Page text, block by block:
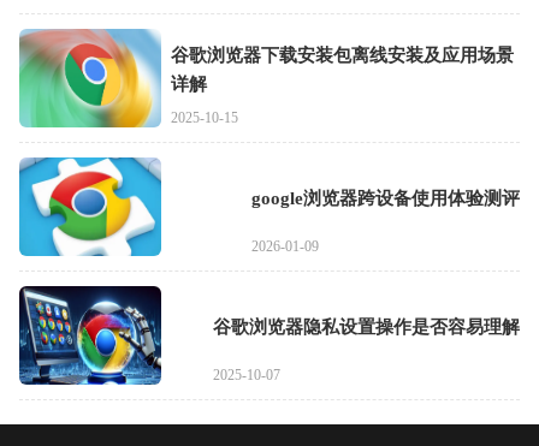
谷歌浏览器下载安装包离线安装及应用场景
详解
2025-10-15
google浏览器跨设备使用体验测评
2026-01-09
谷歌浏览器隐私设置操作是否容易理解
2025-10-07